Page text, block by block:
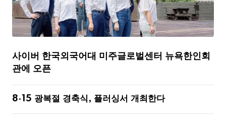
사이버 한국외국어대 미주글로벌센터 뉴욕한인회
관에 오픈
8·15 광복절 경축식, 플러싱서 개최한다